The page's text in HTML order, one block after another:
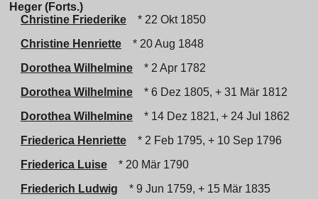
Heger (Forts.)
Christine Friederike
* 22 Okt 1850
Christine Henriette
* 20 Aug 1848
Dorothea Wilhelmine
* 2 Apr 1782
Dorothea Wilhelmine
* 6 Dez 1805, + 31 Mär 1812
Dorothea Wilhelmine
* 14 Dez 1821, + 24 Jul 1862
Friederica Henriette
* 2 Feb 1795, + 10 Sep 1796
Friederica Luise
* 20 Mär 1790
Friederich Ludwig
* 9 Jun 1759, + 15 Mär 1835